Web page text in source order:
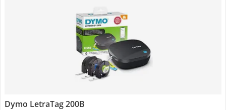
Dymo LetraTag 200B